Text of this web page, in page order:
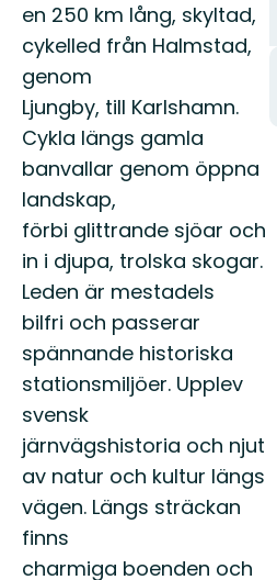
en 250 km lång, skyltad,
cykelled från Halmstad,
genom
Ljungby, till Karlshamn.
Cykla längs gamla
banvallar genom öppna
landskap,
förbi glittrande sjöar och
in i djupa, trolska skogar.
Leden är mestadels
bilfri och passerar
spännande historiska
stationsmiljöer. Upplev
svensk
järnvägshistoria och njut
av natur och kultur längs
vägen. Längs sträckan
finns
charmiga boenden och